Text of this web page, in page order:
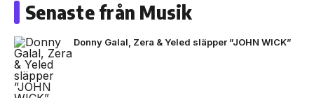
Senaste från Musik
Donny Galal, Zera & Yeled släpper ”JOHN WICK”